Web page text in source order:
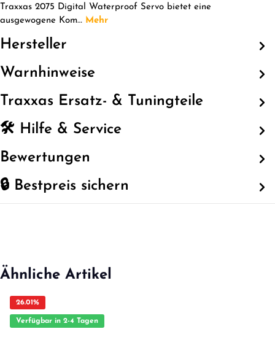
Traxxas 2075 Digital Waterproof Servo bietet eine
ausgewogene Kom… Mehr
Hersteller
Warnhinweise
Traxxas Ersatz- & Tuningteile
🛠️ Hilfe & Service
Bewertungen
🔒 Bestpreis sichern
Ähnliche Artikel
26.01%
Verfügbar in 2-4 Tagen